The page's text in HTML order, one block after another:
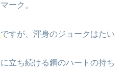
ーク。
ですが、渾身のジョークはたい
立ち続ける鋼のハートの持ち